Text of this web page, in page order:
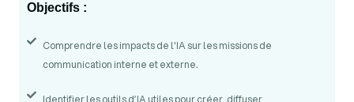
Objectifs :
Comprendre les impacts de l'IA sur les missions de
communication interne et externe.
Identifier les outils d’IA utiles pour créer, diffuser,